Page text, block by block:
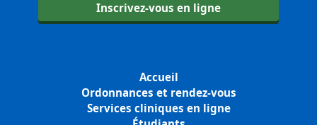
Inscrivez-vous en ligne
Accueil
Ordonnances et rendez-vous
Services cliniques en ligne